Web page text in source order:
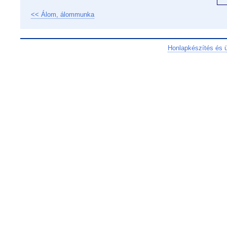
<< Álom, álommunka
Honlapkészítés és